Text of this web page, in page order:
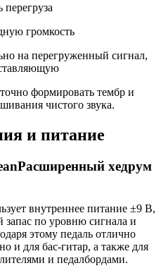
перегруза
громкость
на перегруженный сигнал,
формировать тембр и
чистого звука.
и питание
Расширенный хедрум
внутреннее питание ±9 В,
запас по уровню сигнала и
этому педаль отлично
и для бас-гитар, а также для
и педалбордами.